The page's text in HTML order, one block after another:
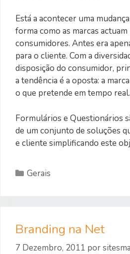
Está a acontecer uma
forma como as marcas
consumidores. Antes era
para o cliente. Com a
disposição do consumidor,
a tendência é a oposta: a
o que pretende em tempo real.
Formulários e Questionários
de um conjunto de soluções
e cliente simplificando este
Categorias
Gerais
Branding na Net
7 Dezembro, 2011 por